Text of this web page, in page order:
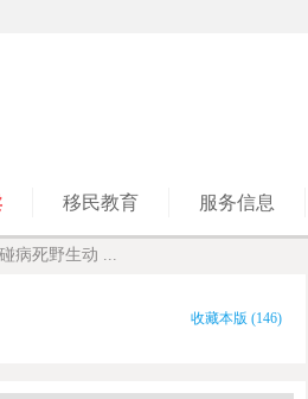
移民教育 服务信息
病死野生动 ...
收藏本版 (146)